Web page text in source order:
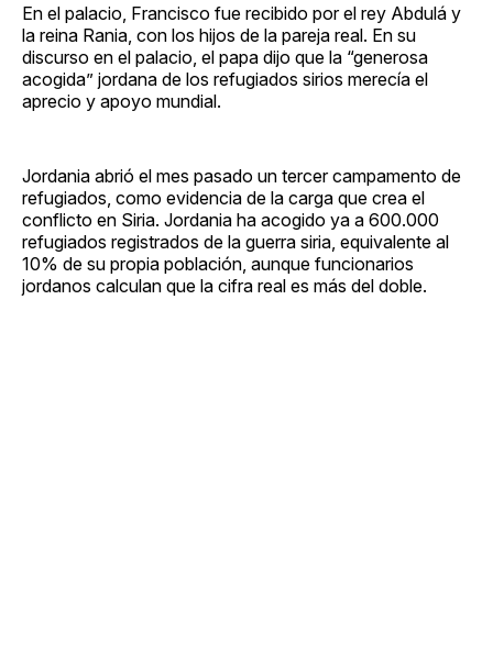
En el palacio, Francisco fue recibido por el rey Abdulá y
la reina Rania, con los hijos de la pareja real. En su
discurso en el palacio, el papa dijo que la “generosa
acogida” jordana de los refugiados sirios merecía el
aprecio y apoyo mundial.
Jordania abrió el mes pasado un tercer campamento de
refugiados, como evidencia de la carga que crea el
conflicto en Siria. Jordania ha acogido ya a 600.000
refugiados registrados de la guerra siria, equivalente al
10% de su propia población, aunque funcionarios
jordanos calculan que la cifra real es más del doble.